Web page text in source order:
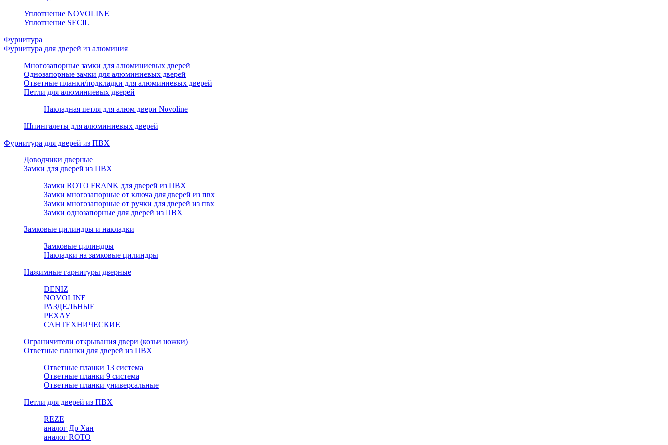
Уплотнение NOVOLINE
Уплотнение SECIL
Фурнитура
Фурнитура для дверей из алюминия
Многозапорные замки для алюминиевых дверей
Однозапорные замки для алюминиевых дверей
Ответные планки/подкладки для алюминиевых дверей
Петли для алюминиевых дверей
Накладная петля для алюм двери Novoline
Шпингалеты для алюминиевых дверей
Фурнитура для дверей из ПВХ
Доводчики дверные
Замки для дверей из ПВХ
Замки ROTO FRANK для дверей из ПВХ
Замки многозапорные от ключа для дверей из пвх
Замки многозапорные от ручки для дверей из пвх
Замки однозапорные для дверей из ПВХ
Замковые цилиндры и накладки
Замковые цилиндры
Накладки на замковые цилиндры
Нажимные гарнитуры дверные
DENIZ
NOVOLINE
РАЗДЕЛЬНЫЕ
РЕХАУ
САНТЕХНИЧЕСКИЕ
Ограничители открывания двери (козьи ножки)
Ответные планки для дверей из ПВХ
Ответные планки 13 система
Ответные планки 9 система
Ответные планки универсальные
Петли для дверей из ПВХ
REZE
аналог Др Хан
аналог ROTO